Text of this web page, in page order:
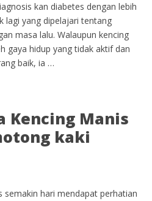
kan diabetes dengan lebih
lagi yang dipelajari tentang
masa lalu. Walaupun kencing
gaya hidup yang tidak aktif dan
baik, ia …
Kencing Manis
kaki
semakin hari mendapat perhatian